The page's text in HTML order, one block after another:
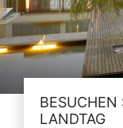
BESUCHEN
LANDTAG